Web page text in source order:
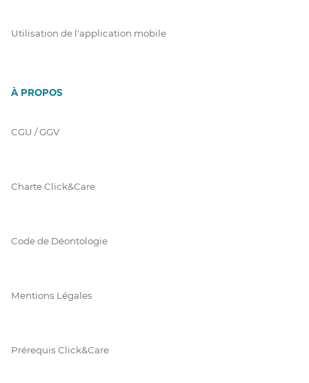
Utilisation de l'application mobile
À PROPOS
CGU / GGV
Charte Click&Care
Code de Déontologie
Mentions Légales
Prérequis Click&Care